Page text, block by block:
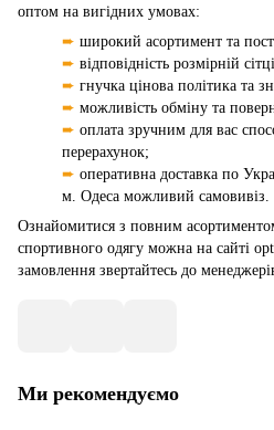
оптом на вигідних умовах:
➨ широкий асортимент та
➨ відповідність розмірній
➨ гнучка цінова політика та
➨ можливість обміну та
➨ оплата зручним для вас
перерахунок;
➨ оперативна доставка по
м. Одеса можливий самовивіз.
Ознайомитися з повним
спортивного одягу можна на сайті
замовлення звертайтесь до
Ми рекомендуємо